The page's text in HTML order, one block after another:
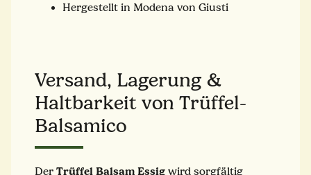
Hergestellt in Modena von Giusti
Versand, Lagerung &
Haltbarkeit von Trüffel-
Balsamico
Der Trüffel Balsam Essig wird sorgfältig